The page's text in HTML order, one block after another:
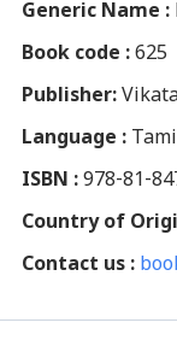
மனமும்
இன்றும் அந்த
Generic Name :
Book code : 625
Publisher:
Language :
ISBN : 978-81-
Country of
Contact us :